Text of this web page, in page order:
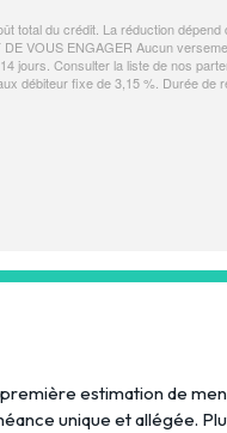
estimation de
unique et allégée.